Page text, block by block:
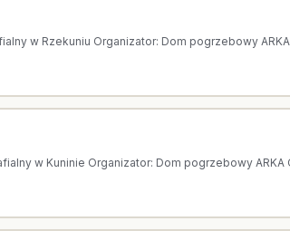
w Rzekuniu Organizator: Dom pogrzebowy
w Kuninie Organizator: Dom pogrzebowy